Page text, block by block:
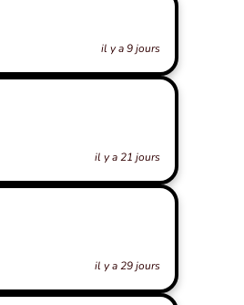
il y a 9 jours
il y a 21 jours
il y a 29 jours